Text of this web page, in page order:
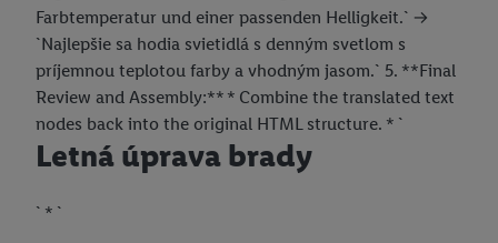
Farbtemperatur und einer passenden Helligkeit.` ->
`Najlepšie sa hodia svietidlá s denným svetlom s
príjemnou teplotou farby a vhodným jasom.` 5. **Final
Review and Assembly:** * Combine the translated text
nodes back into the original HTML structure. * `
Letná úprava brady
` * `
údajov.
Kliknutím na možnosť " Odmietnuť" môžete povoliť iba
používanie potrebných technológií. Kliknutím na "Súhlasím "
vyjadríte súhlas so spracúvaním na všetky vyššie uvedené účely.
Ďalšie informácie vrátane informácií o dobe uchovávania
údajov a Vašom práve kedykoľvek odvolať súhlas s účinnosťou
údajov